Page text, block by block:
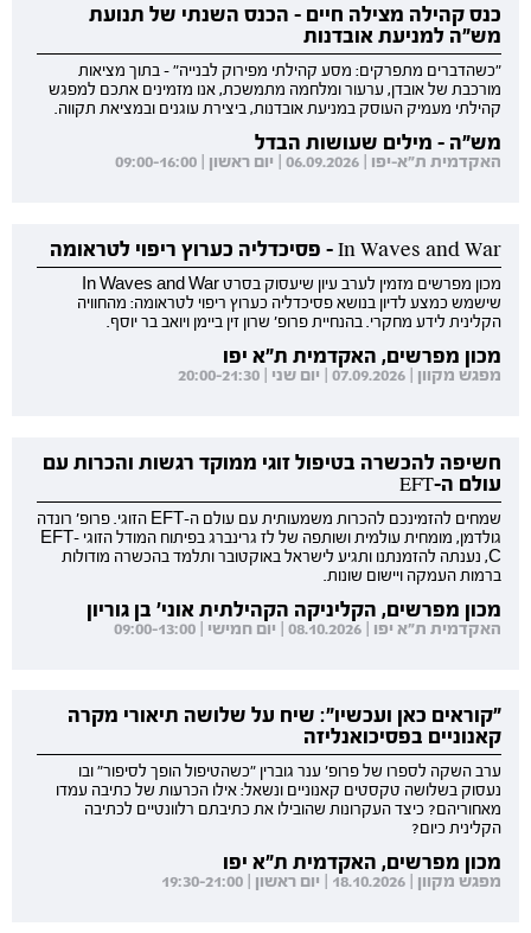
כנס קהילה מצילה חיים - הכנס השנתי של תנועת
מש"ה למניעת אובדנות
"כשהדברים מתפרקים: מסע קהילתי מפירוק לבנייה" - בתוך מציאות
מורכבת של אובדן, ערעור ומלחמה מתמשכת, אנו מזמינים אתכם למפגש
קהילתי מעמיק העוסק במניעת אובדנות, ביצירת עוגנים ובמציאת תקווה.
מש"ה - מילים שעושות הבדל
האקדמית ת"א-יפו | 06.09.2026 | יום ראשון | 09:00-16:00
In Waves and War - פסיכדליה כערוץ ריפוי לטראומה
מכון מפרשים מזמין לערב עיון שיעסוק בסרט In Waves and War
שישמש כמצע לדיון בנושא פסיכדליה כערוץ ריפוי לטראומה: מהחוויה
הקלינית לידע מחקרי. בהנחיית פרופ' שרון זין ביימן ויואב בר יוסף.
מכון מפרשים, האקדמית ת"א יפו
מפגש מקוון | 07.09.2026 | יום שני | 20:00-21:30
חשיפה להכשרה בטיפול זוגי ממוקד רגשות והכרות עם
עולם ה-EFT
שמחים להזמינכם להכרות משמעותית עם עולם ה-EFT הזוגי. פרופ' רונדה
גולדמן, מומחית עולמית ושותפה של לז גרינברג בפיתוח המודל הזוגי EFT-
C, נענתה להזמנתנו ותגיע לישראל באוקטובר ותלמד בהכשרה מודולות
ברמות העמקה ויישום שונות.
מכון מפרשים, הקליניקה הקהילתית אוני' בן גוריון
האקדמית ת"א יפו | 08.10.2026 | יום חמישי | 09:00-13:00
"קוראים כאן ועכשיו": שיח על שלושה תיאורי מקרה
קאנוניים בפסיכואנליזה
ערב השקה לספרו של פרופ' ענר גוברין "כשהטיפול הופך לסיפור" ובו
נעסוק בשלושה טקסטים קאנוניים ונשאל: אילו הכרעות של כתיבה עמדו
מאחוריהם? כיצד העקרונות שהובילו את כתיבתם רלוונטיים לכתיבה
הקלינית כיום?
מכון מפרשים, האקדמית ת"א יפו
מפגש מקוון | 18.10.2026 | יום ראשון | 19:30-21:00